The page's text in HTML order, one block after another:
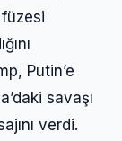
Putin’e
savaşı
verdi.